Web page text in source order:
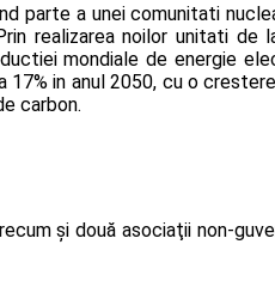
parte a unei comunitati
realizarea noilor unitati de
mondiale de energie
in anul 2050, cu o
carbon.
și două asociaţii non-